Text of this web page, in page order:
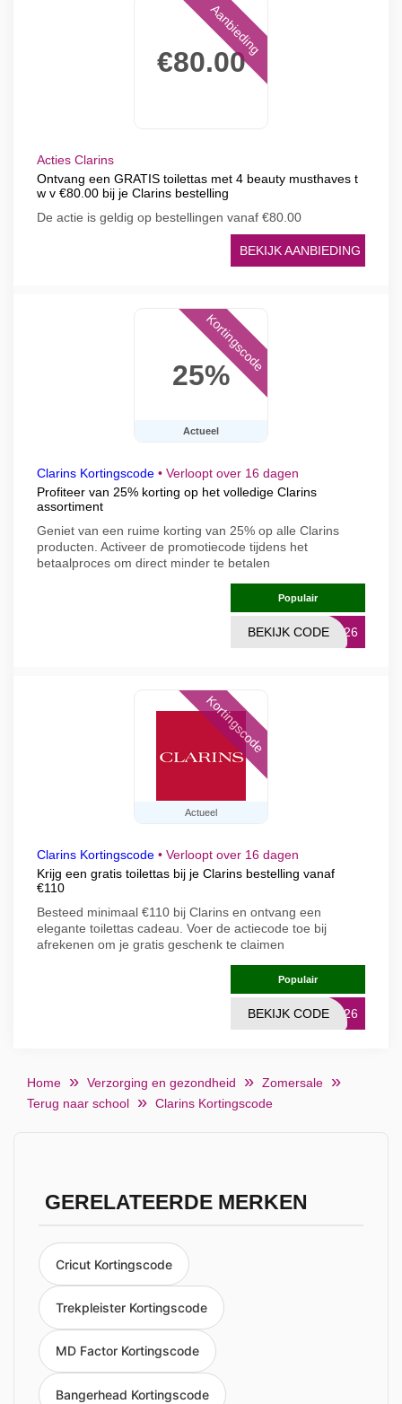
€80.00
Aanbieding
Acties Clarins
Ontvang een GRATIS toilettas met 4 beauty musthaves t
w v €80.00 bij je Clarins bestelling
De actie is geldig op bestellingen vanaf €80.00
BEKIJK AANBIEDING
25%
Actueel
Kortingscode
Clarins Kortingscode • Verloopt over 16 dagen
Profiteer van 25% korting op het volledige Clarins
assortiment
Geniet van een ruime korting van 25% op alle Clarins
producten. Activeer de promotiecode tijdens het
betaalproces om direct minder te betalen
Populair
DS26
BEKIJK CODE
Actueel
Kortingscode
Clarins Kortingscode • Verloopt over 16 dagen
Krijg een gratis toilettas bij je Clarins bestelling vanaf
€110
Besteed minimaal €110 bij Clarins en ontvang een
elegante toilettas cadeau. Voer de actiecode toe bij
afrekenen om je gratis geschenk te claimen
Populair
EE26
BEKIJK CODE
Home Verzorging en gezondheid
Zomersale
Terug naar school
Clarins Kortingscode
GERELATEERDE MERKEN
Cricut Kortingscode
Trekpleister Kortingscode
MD Factor Kortingscode
Bangerhead Kortingscode